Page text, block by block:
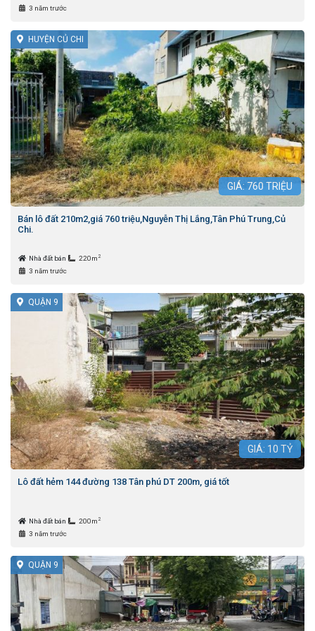
3 năm trước
HUYỆN CỦ CHI
GIÁ: 760 TRIỆU
Bán lô đất 210m2,giá 760 triệu,Nguyễn Thị Lắng,Tân Phú Trung,Củ
Chi.
Nhà đất bán 220m 2
3 năm trước
QUẬN 9
GIÁ: 10 TỶ
Lô đất hẻm 144 đường 138 Tân phú DT 200m, giá tốt
Nhà đất bán 200m 2
3 năm trước
QUẬN 9